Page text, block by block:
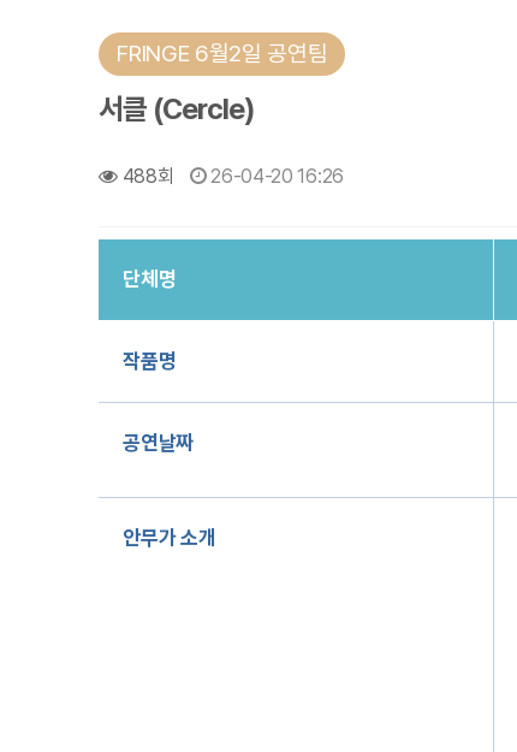
FRINGE 6월2일 공연팀
서클 (Cercle)
488회 26-04-20 16:26
단체명
작품명
공연날짜
안무가 소개